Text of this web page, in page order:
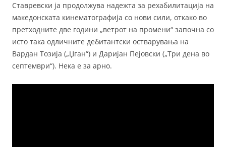
Ставревски ја продолжува надежта за рехабилитација на
македонската кинематографија со нови сили, откако во
претходните две години „ветрот на промени“ започна со
исто така одличните дебитантски остварувања на
Вардан Тозија („Џган“) и Даријан Пејовски („Три дена во
септември“). Нека е за арно.